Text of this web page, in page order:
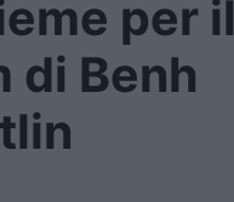
per il
di Benh